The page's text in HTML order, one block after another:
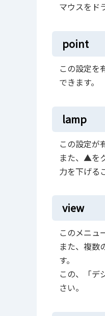
マウスをド
point
この設定を
できます。
lamp
この設定が
また、▲を
力を下げる
view
このメニュ
また、複数
す。
この、「デ
さい。